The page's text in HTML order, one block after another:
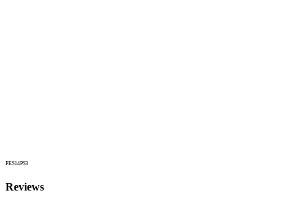
PES14PS3
Reviews